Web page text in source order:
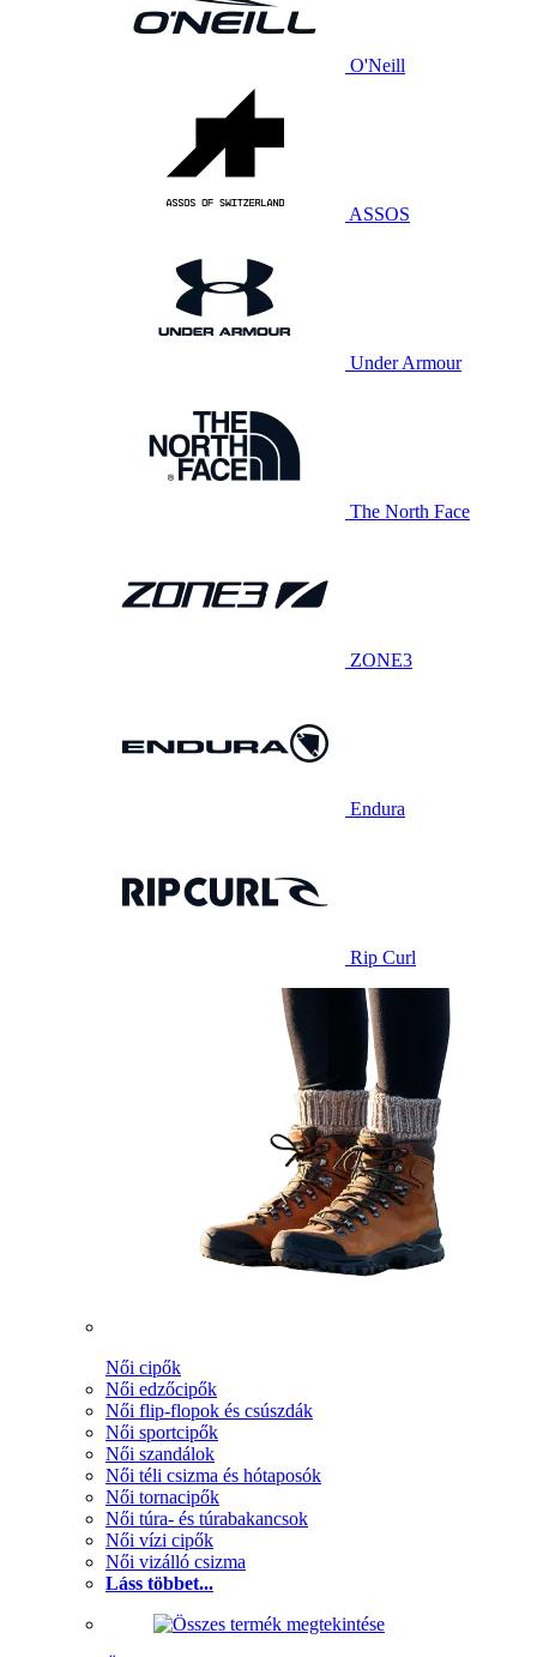
O'Neill
ASSOS
Under Armour
The North Face
ZONE3
Endura
Rip Curl
Női cipők
Női edzőcipők
Női flip-flopok és csúszdák
Női sportcipők
Női szandálok
Női téli csizma és hótaposók
Női tornacipők
Női túra- és túrabakancsok
Női vízi cipők
Női vizálló csizma
Láss többet...